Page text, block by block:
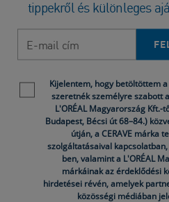
Alabamában található
tippekről és különleges
Newsletter policy
Kijelentem, hogy betöltöttem
szeretnék személyre szabott
L'ORÉAL Magyarország Kft.-
Budapest, Bécsi út 68–84.)
útján, a CERAVE márka
szolgáltatásaival
ben, valamint a L'ORÉAL
márkáinak az érdeklődési
hirdetései révén, amelyek
közösségi médiában